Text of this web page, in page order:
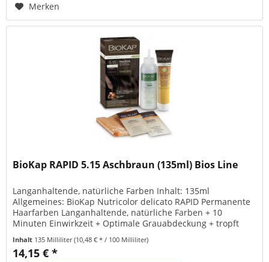
Merken
BioKap RAPID 5.15 Aschbraun (135ml) Bios Line
Langanhaltende, natürliche Farben Inhalt: 135ml
Allgemeines: BioKap Nutricolor delicato RAPID Permanente
Haarfarben Langanhaltende, natürliche Farben + 10
Minuten Einwirkzeit + Optimale Grauabdeckung + tropft
färbt, repariert + mit BIO-ARGANÖL und TRICOREPAIR
Komplex + bis zu 80% der Inhaltsstoffe sind natürlichen...
Inhalt 135 Milliliter(10,48 € * / 100 Milliliter)
14,15 € *